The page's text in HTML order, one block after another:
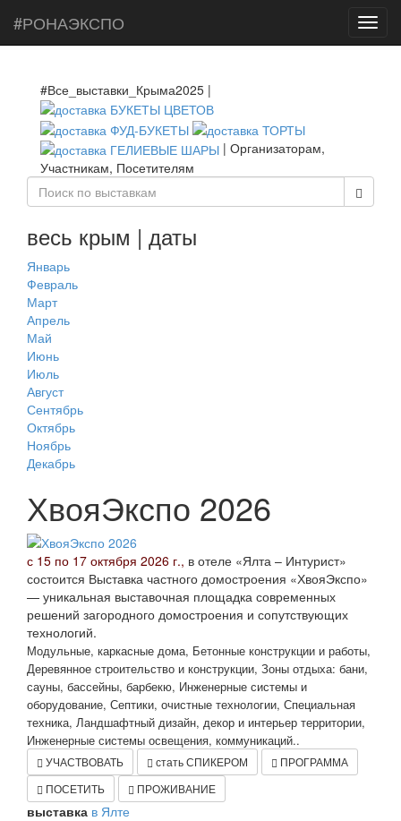
#Все_выставки_Крыма2025 |
| Организаторам,
Участникам, Посетителям
весь крым | даты
Январь
Февраль
Март
Апрель
Май
Июнь
Июль
Август
Сентябрь
Октябрь
Ноябрь
Декабрь
ХвояЭкспо 2026
с 15 по 17 октября 2026 г., в отеле «Ялта – Интурист»
состоится Выставка частного домостроения «ХвояЭкспо»
— уникальная выставочная площадка современных
решений загородного домостроения и сопутствующих
технологий.
Модульные, каркасные дома, Бетонные конструкции и работы,
Деревянное строительство и конструкции, Зоны отдыха: бани,
сауны, бассейны, барбекю, Инженерные системы и
оборудование, Септики, очистные технологии, Специальная
техника, Ландшафтный дизайн, декор и интерьер территории,
Инженерные системы освещения, коммуникаций..
УЧАСТВОВАТЬ стать СПИКЕРОМ
ПРОГРАММА
ПОСЕТИТЬ
ПРОЖИВАНИЕ
выставка в Ялте
#РОНАЭКСПО